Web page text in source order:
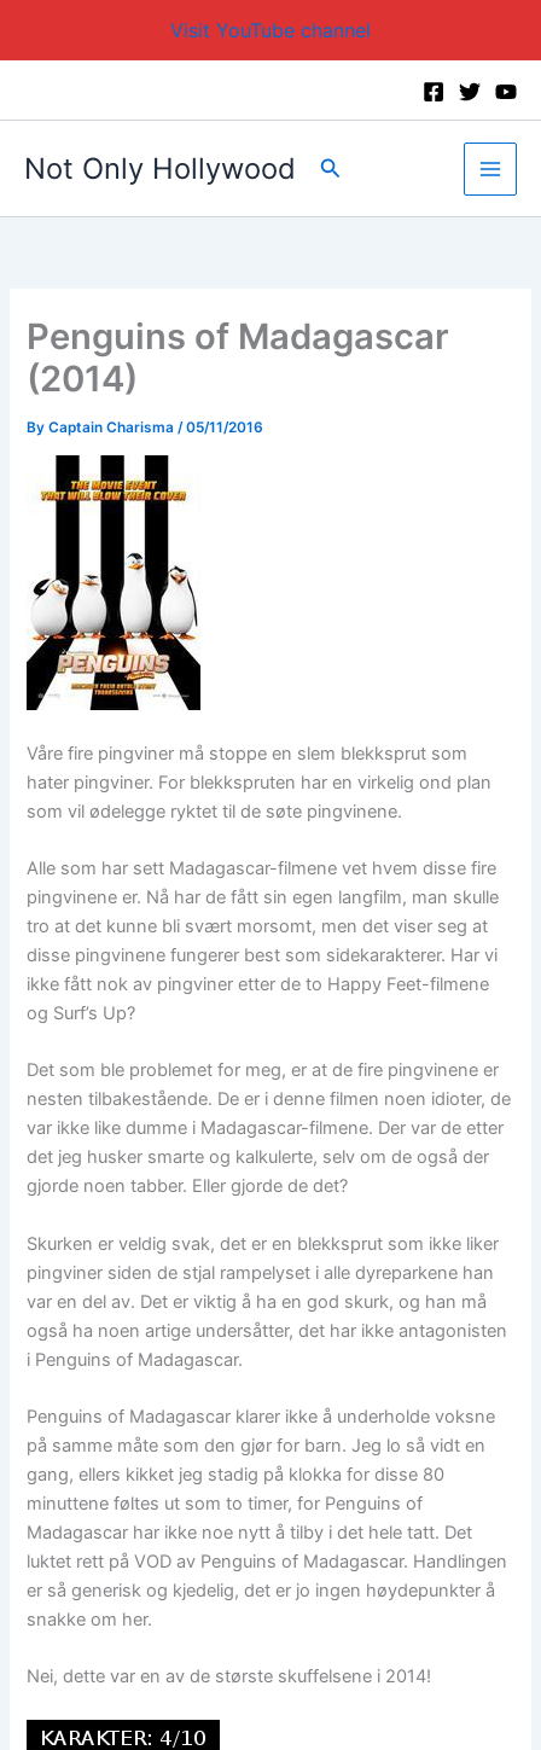
Visit YouTube channel
Not Only Hollywood Search
Penguins of Madagascar
(2014)
ByCaptain Charisma /05/11/2016
Våre fire pingviner må stoppe en slem blekksprut som
hater pingviner. For blekkspruten har en virkelig ond plan
som vil ødelegge ryktet til de søte pingvinene.
Alle som har sett Madagascar-filmene vet hvem disse fire
pingvinene er. Nå har de fått sin egen langfilm, man skulle
tro at det kunne bli svært morsomt, men det viser seg at
disse pingvinene fungerer best som sidekarakterer. Har vi
ikke fått nok av pingviner etter de to Happy Feet-filmene
og Surf’s Up?
Det som ble problemet for meg, er at de fire pingvinene er
nesten tilbakestående. De er i denne filmen noen idioter, de
var ikke like dumme i Madagascar-filmene. Der var de etter
det jeg husker smarte og kalkulerte, selv om de også der
gjorde noen tabber. Eller gjorde de det?
Skurken er veldig svak, det er en blekksprut som ikke liker
pingviner siden de stjal rampelyset i alle dyreparkene han
var en del av. Det er viktig å ha en god skurk, og han må
også ha noen artige undersåtter, det har ikke antagonisten
i Penguins of Madagascar.
Penguins of Madagascar klarer ikke å underholde voksne
på samme måte som den gjør for barn. Jeg lo så vidt en
gang, ellers kikket jeg stadig på klokka for disse 80
minuttene føltes ut som to timer, for Penguins of
Madagascar har ikke noe nytt å tilby i det hele tatt. Det
luktet rett på VOD av Penguins of Madagascar. Handlingen
er så generisk og kjedelig, det er jo ingen høydepunkter å
snakke om her.
Nei, dette var en av de største skuffelsene i 2014!